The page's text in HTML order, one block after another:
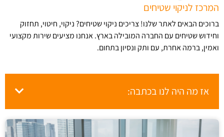
המרכז לניקוי שטיחים
ברוכים הבאים לאתר שלנו! צריכים ניקוי שטיחים? ניקוי, חיטוי, תחזוק
וחידוש שטיחים עם החברה המובילה בארץ​. אנחנו מציעים שירות מקצועי
ואמין, ברמה אחרת, עם ותק ונסיון בתחום.
אז מה היה לנו בכתבה: